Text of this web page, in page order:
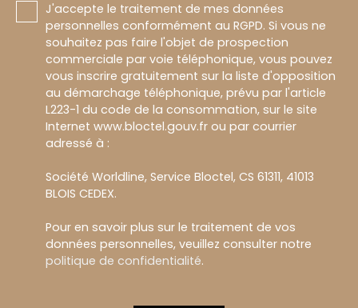
J'accepte le traitement de mes données
personnelles conformément au RGPD. Si vous ne
souhaitez pas faire l'objet de prospection
commerciale par voie téléphonique, vous pouvez
vous inscrire gratuitement sur la liste d'opposition
au démarchage téléphonique, prévu par l'article
L223-1 du code de la consommation, sur le site
Internet www.bloctel.gouv.fr ou par courrier
adressé à :
Société Worldline, Service Bloctel, CS 61311, 41013
BLOIS CEDEX.
Pour en savoir plus sur le traitement de vos
données personnelles, veuillez consulter notre
politique de confidentialité.